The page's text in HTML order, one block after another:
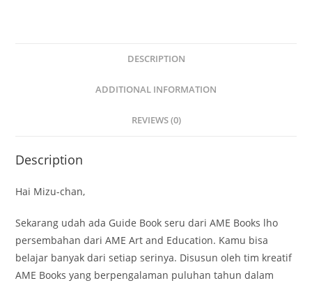
DESCRIPTION
ADDITIONAL INFORMATION
REVIEWS (0)
Description
Hai Mizu-chan,
Sekarang udah ada Guide Book seru dari AME Books lho
persembahan dari AME Art and Education. Kamu bisa
belajar banyak dari setiap serinya. Disusun oleh tim kreatif
AME Books yang berpengalaman puluhan tahun dalam